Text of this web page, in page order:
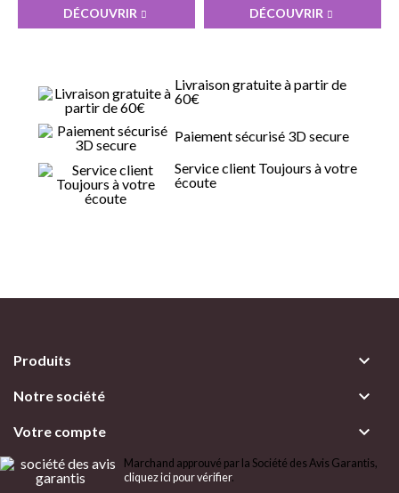
DÉCOUVRIR DÉCOUVRIR
Livraison gratuite à partir de
60€
Paiement sécurisé 3D secure
Service client Toujours à votre
écoute
Produits 
Notre société 
Votre compte 
Marchand approuvé par la Société des Avis Garantis,
cliquez ici pour vérifier.